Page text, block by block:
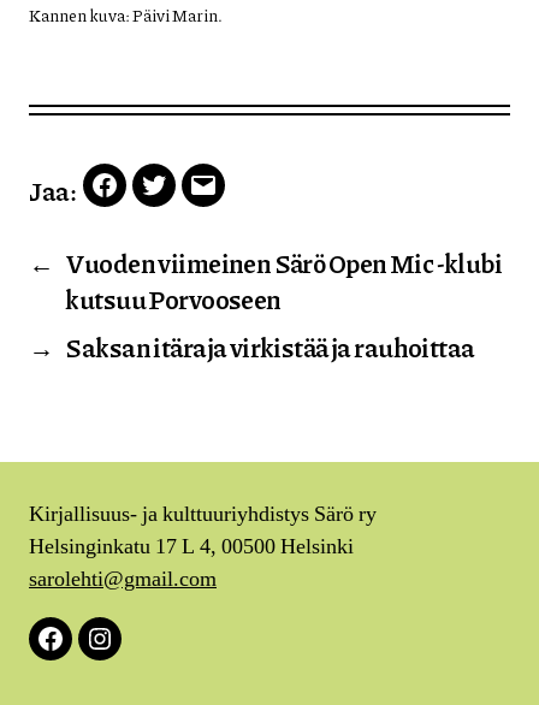
Kannen kuva: Päivi Marin.
Jaa: Facebook
TwitterEmail
← Vuoden viimeinen Särö Open Mic -klubi
kutsuu Porvooseen
→ Saksan itäraja virkistää ja rauhoittaa
Kirjallisuus- ja kulttuuriyhdistys Särö ry
Helsinginkatu 17 L 4, 00500 Helsinki
sarolehti@gmail.com
FacebookInstagram